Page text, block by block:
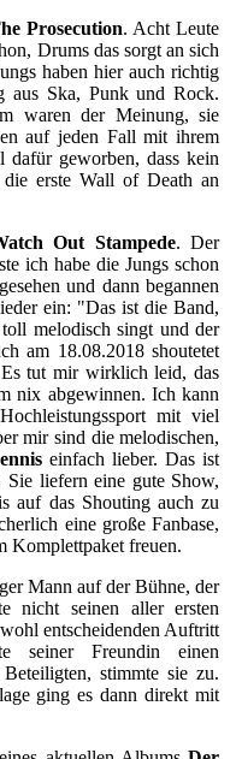
Prosecution. Acht Leute
Drums das sorgt an sich
haben hier auch richtig
aus Ska, Punk und Rock.
waren der Meinung, sie
auf jeden Fall mit ihrem
dafür geworben, dass kein
erste Wall of Death an
Out Stampede. Der
ich habe die Jungs schon
und dann begannen
ein: "Das ist die Band,
melodisch singt und der
am 18.08.2018 shoutetet
tut mir wirklich leid, das
nix abgewinnen. Ich kann
mit viel
mir sind die melodischen,
einfach lieber. Das ist
liefern eine gute Show,
auf das Shouting auch zu
eine große Fanbase,
Komplettpaket freuen.
Mann auf der Bühne, der
nicht seinen aller ersten
entscheidenden Auftritt
seiner Freundin einen
stimmte sie zu.
ging es dann direkt mit